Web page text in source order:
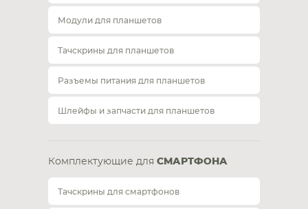
Модули для планшетов
Тачскрины для планшетов
Разъемы питания для планшетов
Шлейфы и запчасти для планшетов
Комплектующие для СМАРТФОНА
Тачскрины для смартфонов